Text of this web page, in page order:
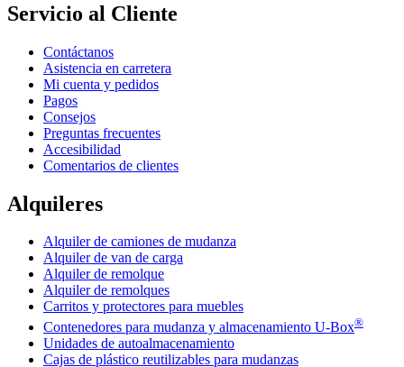
Servicio al Cliente
Contáctanos
Asistencia en carretera
Mi cuenta y pedidos
Pagos
Consejos
Preguntas frecuentes
Accesibilidad
Comentarios de clientes
Alquileres
Alquiler de camiones de mudanza
Alquiler de van de carga
Alquiler de remolque
Alquiler de remolques
Carritos y protectores para muebles
Contenedores para mudanza y almacenamiento U-Box®
Unidades de autoalmacenamiento
Cajas de plástico reutilizables para mudanzas